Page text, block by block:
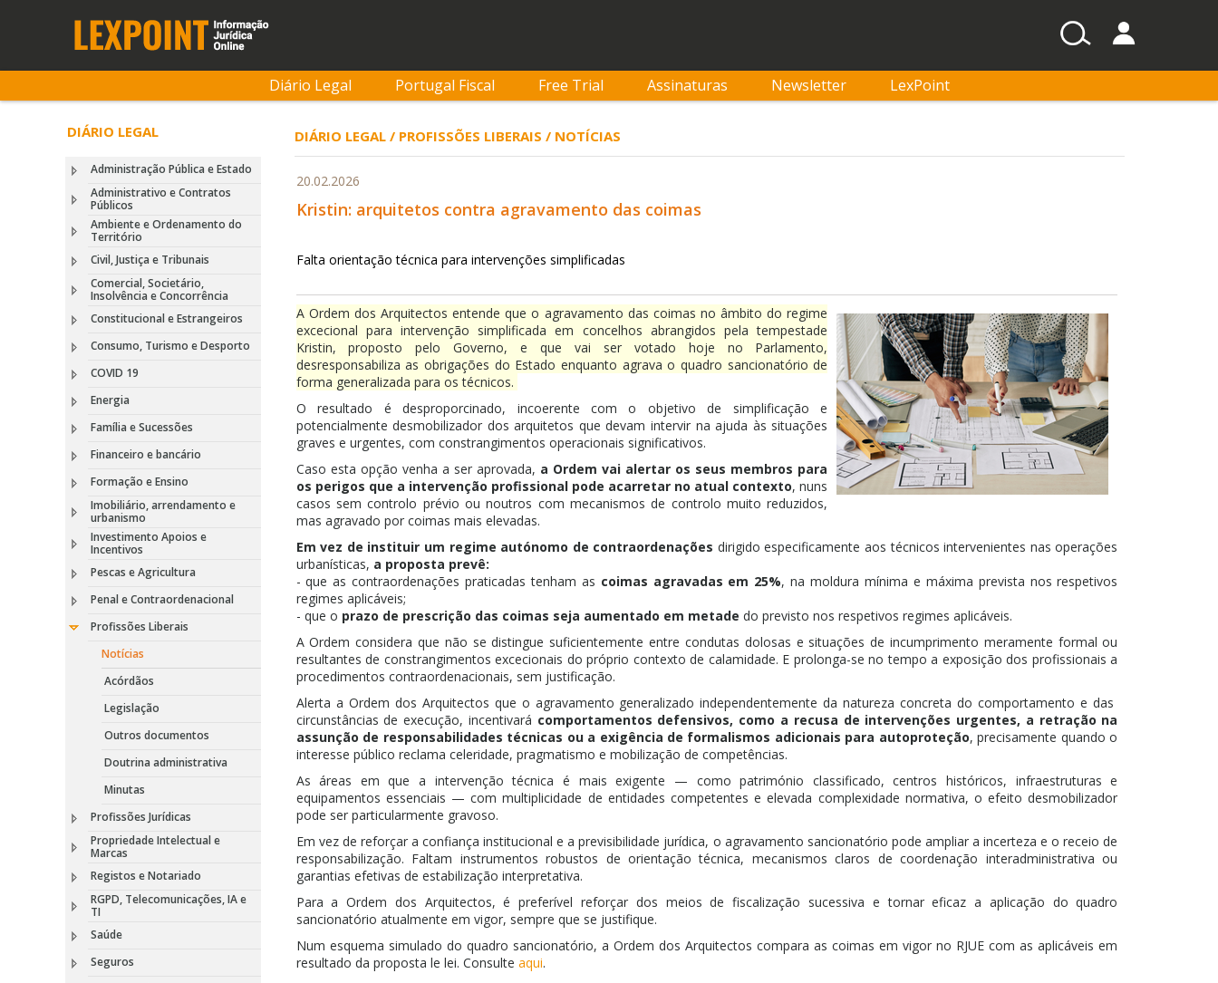
Diário Legal Portugal Fiscal Free Trial Assinaturas Newsletter LexPoint
DIÁRIO LEGAL
Administração Pública e Estado
Administrativo e Contratos
Públicos
Ambiente e Ordenamento do
Território
Civil, Justiça e Tribunais
Comercial, Societário,
Insolvência e Concorrência
Constitucional e Estrangeiros
Consumo, Turismo e Desporto
COVID 19
Energia
Família e Sucessões
Financeiro e bancário
Formação e Ensino
Imobiliário, arrendamento e
urbanismo
Investimento Apoios e
Incentivos
Pescas e Agricultura
Penal e Contraordenacional
Profissões Liberais
Notícias
Acórdãos
Legislação
Outros documentos
Doutrina administrativa
Minutas
Profissões Jurídicas
Propriedade Intelectual e
Marcas
Registos e Notariado
RGPD, Telecomunicações, IA e
TI
Saúde
Seguros
DIÁRIO LEGAL / PROFISSÕES LIBERAIS / NOTÍCIAS
20.02.2026
Kristin: arquitetos contra agravamento das coimas
Falta orientação técnica para intervenções simplificadas
A Ordem dos Arquitectos entende que o agravamento das coimas no âmbito do regime
excecional para intervenção simplificada em concelhos abrangidos pela tempestade
Kristin, proposto pelo Governo, e que vai ser votado hoje no Parlamento,
desresponsabiliza as obrigações do Estado enquanto agrava o quadro sancionatório de
forma generalizada para os técnicos.
O resultado é desproporcinado, incoerente com o objetivo de simplificação e
potencialmente desmobilizador dos arquitetos que devam intervir na ajuda às situações
graves e urgentes, com constrangimentos operacionais significativos.
Caso esta opção venha a ser aprovada, a Ordem vai alertar os seus membros para
os perigos que a intervenção profissional pode acarretar no atual contexto, nuns
casos sem controlo prévio ou noutros com mecanismos de controlo muito reduzidos,
mas agravado por coimas mais elevadas.
Em vez de instituir um regime autónomo de contraordenações dirigido especificamente aos técnicos intervenientes nas operações
urbanísticas, a proposta prevê:
- que as contraordenações praticadas tenham as coimas agravadas em 25%, na moldura mínima e máxima prevista nos respetivos
regimes aplicáveis;
- que o prazo de prescrição das coimas seja aumentado em metade do previsto nos respetivos regimes aplicáveis.
A Ordem considera que não se distingue suficientemente entre condutas dolosas e situações de incumprimento meramente formal ou
resultantes de constrangimentos excecionais do próprio contexto de calamidade. E prolonga-se no tempo a exposição dos profissionais a
procedimentos contraordenacionais, sem justificação.
Alerta a Ordem dos Arquitectos que o agravamento generalizado independentemente da natureza concreta do comportamento e das
circunstâncias de execução, incentivará comportamentos defensivos, como a recusa de intervenções urgentes, a retração na
assunção de responsabilidades técnicas ou a exigência de formalismos adicionais para autoproteção, precisamente quando o
interesse público reclama celeridade, pragmatismo e mobilização de competências.
As áreas em que a intervenção técnica é mais exigente — como património classificado, centros históricos, infraestruturas e
equipamentos essenciais — com multiplicidade de entidades competentes e elevada complexidade normativa, o efeito desmobilizador
pode ser particularmente gravoso.
Em vez de reforçar a confiança institucional e a previsibilidade jurídica, o agravamento sancionatório pode ampliar a incerteza e o receio de
responsabilização. Faltam instrumentos robustos de orientação técnica, mecanismos claros de coordenação interadministrativa ou
garantias efetivas de estabilização interpretativa.
Para a Ordem dos Arquitectos, é preferível reforçar dos meios de fiscalização sucessiva e tornar eficaz a aplicação do quadro
sancionatório atualmente em vigor, sempre que se justifique.
Num esquema simulado do quadro sancionatório, a Ordem dos Arquitectos compara as coimas em vigor no RJUE com as aplicáveis em
resultado da proposta le lei. Consulte aqui.